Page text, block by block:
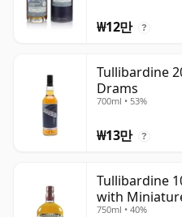
₩12만 ?
Tullibardine
Drams
700ml • 53%
₩13만 ?
Tullibardine
with
750ml • 40%